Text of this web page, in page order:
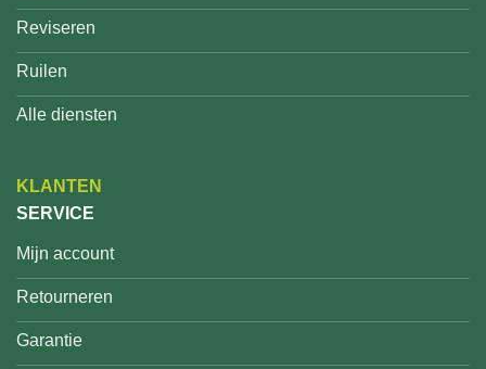
Reviseren
Ruilen
Alle diensten
KLANTEN
SERVICE
Mijn account
Retourneren
Garantie